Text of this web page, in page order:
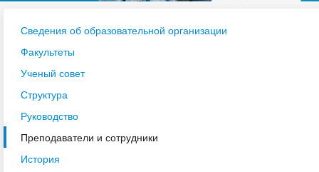
Сведения об образовательной организации
Факультеты
Ученый совет
Структура
Руководство
Преподаватели и сотрудники
История